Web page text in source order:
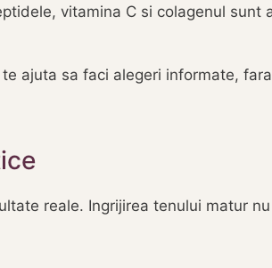
vitamina C si colagenul sunt
ajuta sa faci alegeri informate,
reale. Ingrijirea tenului matur